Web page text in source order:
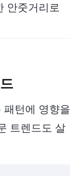
안줏거리로
패턴에 영향을
트렌드도 살